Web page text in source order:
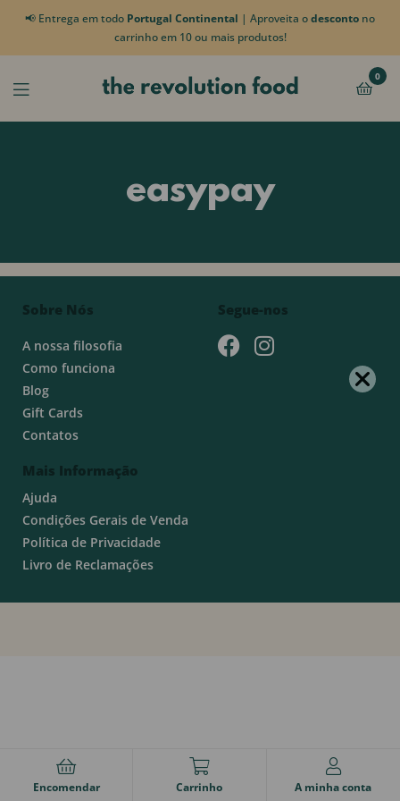
📢 Entrega em todo Portugal Continental | Aproveita odesconto no
carrinho em 10 ou mais produtos!
0
easypay
Sobre Nós
A nossa filosofia
Como funciona
Blog
Gift Cards
Contatos
Mais Informação
Ajuda
Condições Gerais de Venda
Política de Privacidade
Livro de Reclamações
Segue-nos
Encomendar Carrinho A minha conta